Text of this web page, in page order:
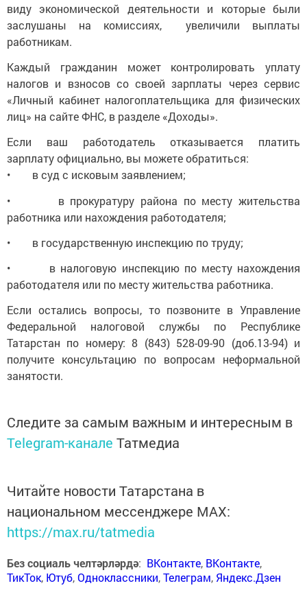
виду экономической деятельности и которые были
заслушаны на комиссиях, увеличили выплаты
работникам.
Каждый гражданин может контролировать уплату
налогов и взносов со своей зарплаты через сервис
«Личный кабинет налогоплательщика для физических
лиц» на сайте ФНС, в разделе «Доходы».
Если ваш работодатель отказывается платить
зарплату официально, вы можете обратиться:
• в суд с исковым заявлением;
• в прокуратуру района по месту жительства
работника или нахождения работодателя;
• в государственную инспекцию по труду;
• в налоговую инспекцию по месту нахождения
работодателя или по месту жительства работника.
Если остались вопросы, то позвоните в Управление
Федеральной налоговой службы по Республике
Татарстан по номеру: 8 (843) 528-09-90 (доб.13-94) и
получите консультацию по вопросам неформальной
занятости.
Следите за самым важным и интересным в
Telegram-канале Татмедиа
Читайте новости Татарстана в
национальном мессенджере MАХ:
https://max.ru/tatmedia
Без социаль челтәрләрдә: ВКонтакте, ВКонтакте,
ТикТок, Ютуб,Одноклассники,Телеграм, Яндекс.Дзен